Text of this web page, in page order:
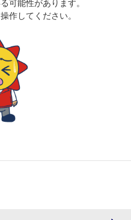
可能性があります。
作してください。